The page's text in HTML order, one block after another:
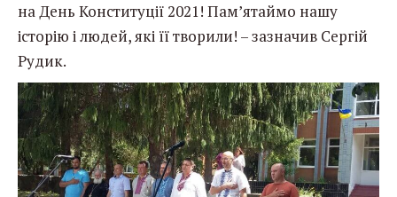
на День Конституції 2021! Пам’ятаймо нашу
історію і людей, які її творили! – зазначив Сергій
Рудик.